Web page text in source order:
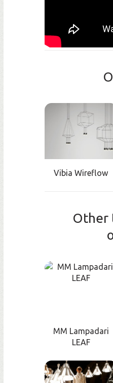
Vibia Wireflow
Other
MM Lampadari
LEAF